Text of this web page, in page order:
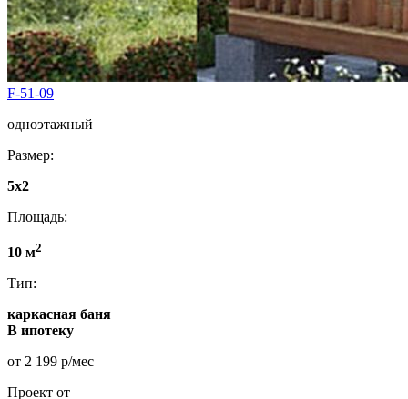
F-51-09
одноэтажный
Размер:
5x2
Площадь:
10 м2
Тип:
каркасная баня
В ипотеку
от 2 199 р/мес
Проект от